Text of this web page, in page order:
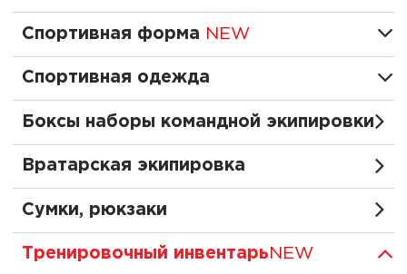
Спортивная форма NEW
Спортивная одежда
Боксы наборы командной экипировки
Вратарская экипировка
Сумки, рюкзаки
Тренировочный инвентарь NEW